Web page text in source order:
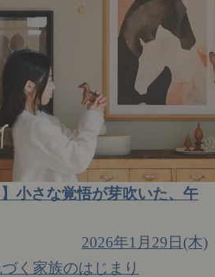
小さな覚悟が芽吹いた、午
2026年1月29日(木)
く家族のはじまり